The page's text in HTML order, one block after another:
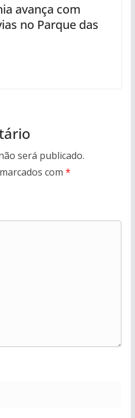
avança com
no Parque das
será publicado.
com *